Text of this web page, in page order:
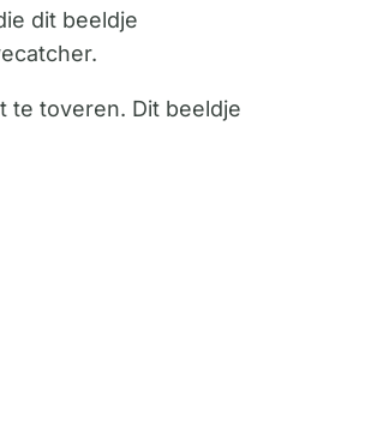
dit beeldje
te toveren. Dit beeldje